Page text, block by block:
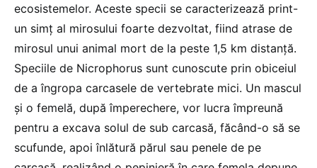
ecosistemelor. Aceste specii se caracterizează print-
un simț al mirosului foarte dezvoltat, fiind atrase de
mirosul unui animal mort de la peste 1,5 km distanță.
Speciile de Nicrophorus sunt cunoscute prin obiceiul
de a îngropa carcasele de vertebrate mici. Un mascul
și o femelă, după împerechere, vor lucra împreună
pentru a excava solul de sub carcasă, făcând-o să se
scufunde, apoi înlătură părul sau penele de pe